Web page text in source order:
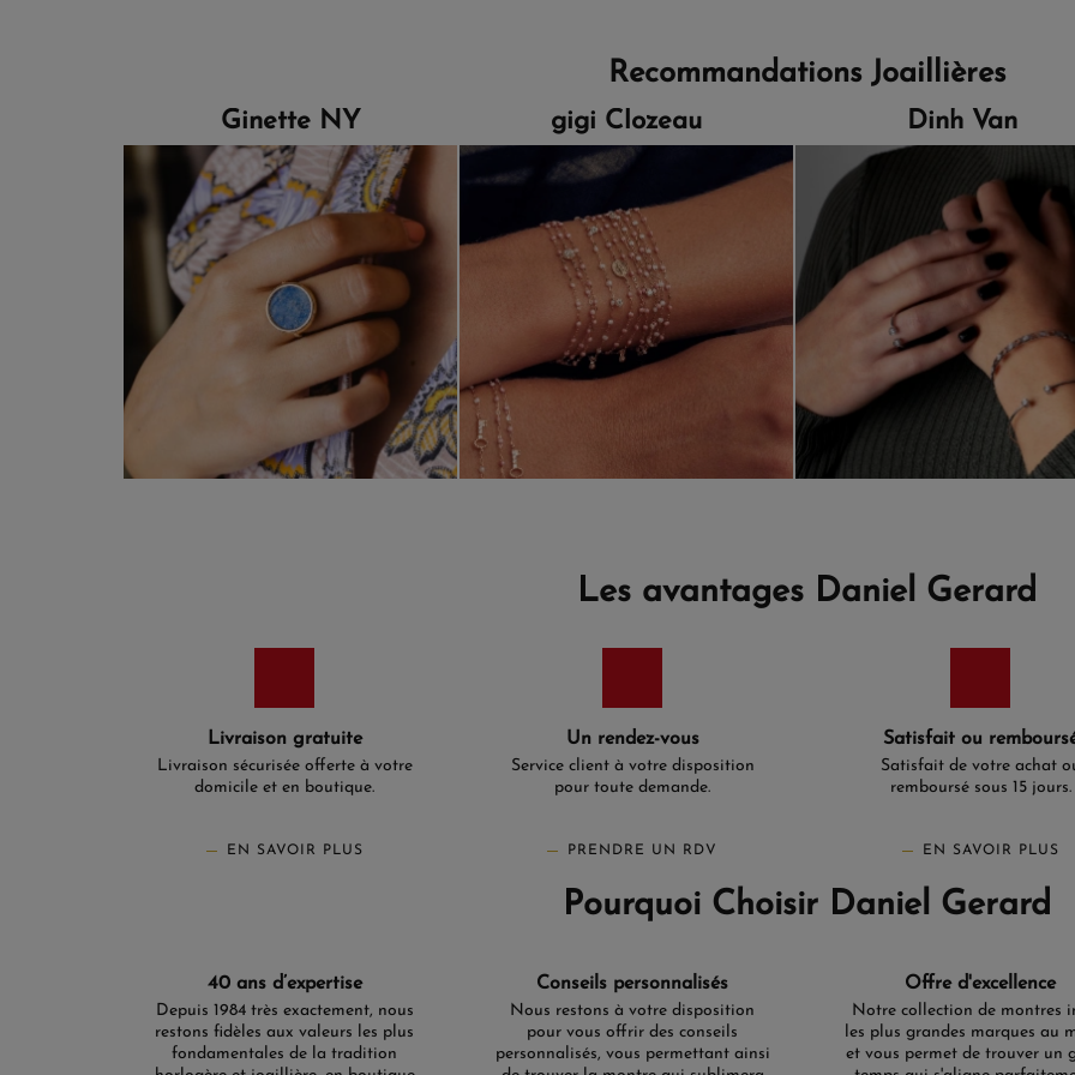
Recommandations Joaillières
Ginette NY gigi Clozeau Dinh Van
Les avantages Daniel Gerard
Livraison gratuite
Livraison sécurisée offerte à votre
domicile et en boutique.
EN SAVOIR PLUS
Un rendez-vous
Service client à votre disposition
pour toute demande.
PRENDRE UN RDV
Satisfait ou
Satisfait de votre achat
remboursé sous 15 jours.
EN SAVOIR PLUS
Pourquoi Choisir Daniel Gerard
40 ans d’expertise
Depuis 1984 très exactement, nous
restons fidèles aux valeurs les plus
fondamentales de la tradition
Conseils personnalisés
Nous restons à votre disposition
pour vous offrir des conseils
personnalisés, vous permettant ainsi
Offre d'excellence
Notre collection de montres
les plus grandes marques au
et vous permet de trouver un